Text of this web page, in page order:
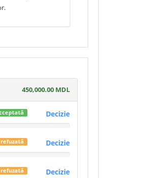
450,000.00 MDL
Decizie
Decizie
Decizie